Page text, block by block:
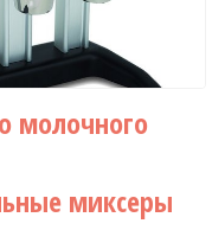
молочного
миксеры